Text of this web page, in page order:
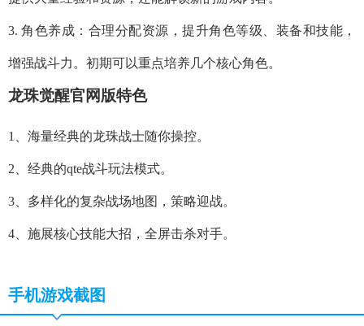
3. 角色养成：合理分配资源，提升角色等级、装备和技能，
增强战斗力。初期可以重点培养几个核心角色。
龙珠觉醒官网版特色
1、海量经典的龙珠战士随你操控。
2、经典的qte战斗玩法模式。
3、多样化的复杂战场地图，策略迎战。
4、施展核心技能大招，全屏击杀对手。
手机游戏截图